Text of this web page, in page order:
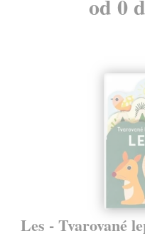
od 0
Les - Tvarované